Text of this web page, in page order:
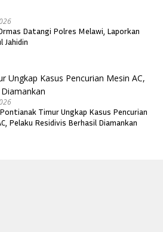
Datangi Polres Melawi, Laporkan
Jahidin
Timur Ungkap Kasus Pencurian
Pelaku Residivis Berhasil Diamankan